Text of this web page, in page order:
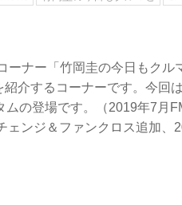
ナー「竹岡圭の今日もクル
介するコーナーです。今回
の登場です。（2019年7月
ンジ＆ファンクロス追加、